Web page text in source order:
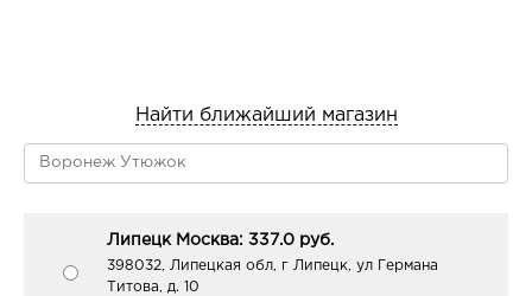
Найти ближайший магазин
Липецк Москва: 337.0 руб.
398032, Липецкая обл, г Липецк, ул Германа
Титова, д. 10